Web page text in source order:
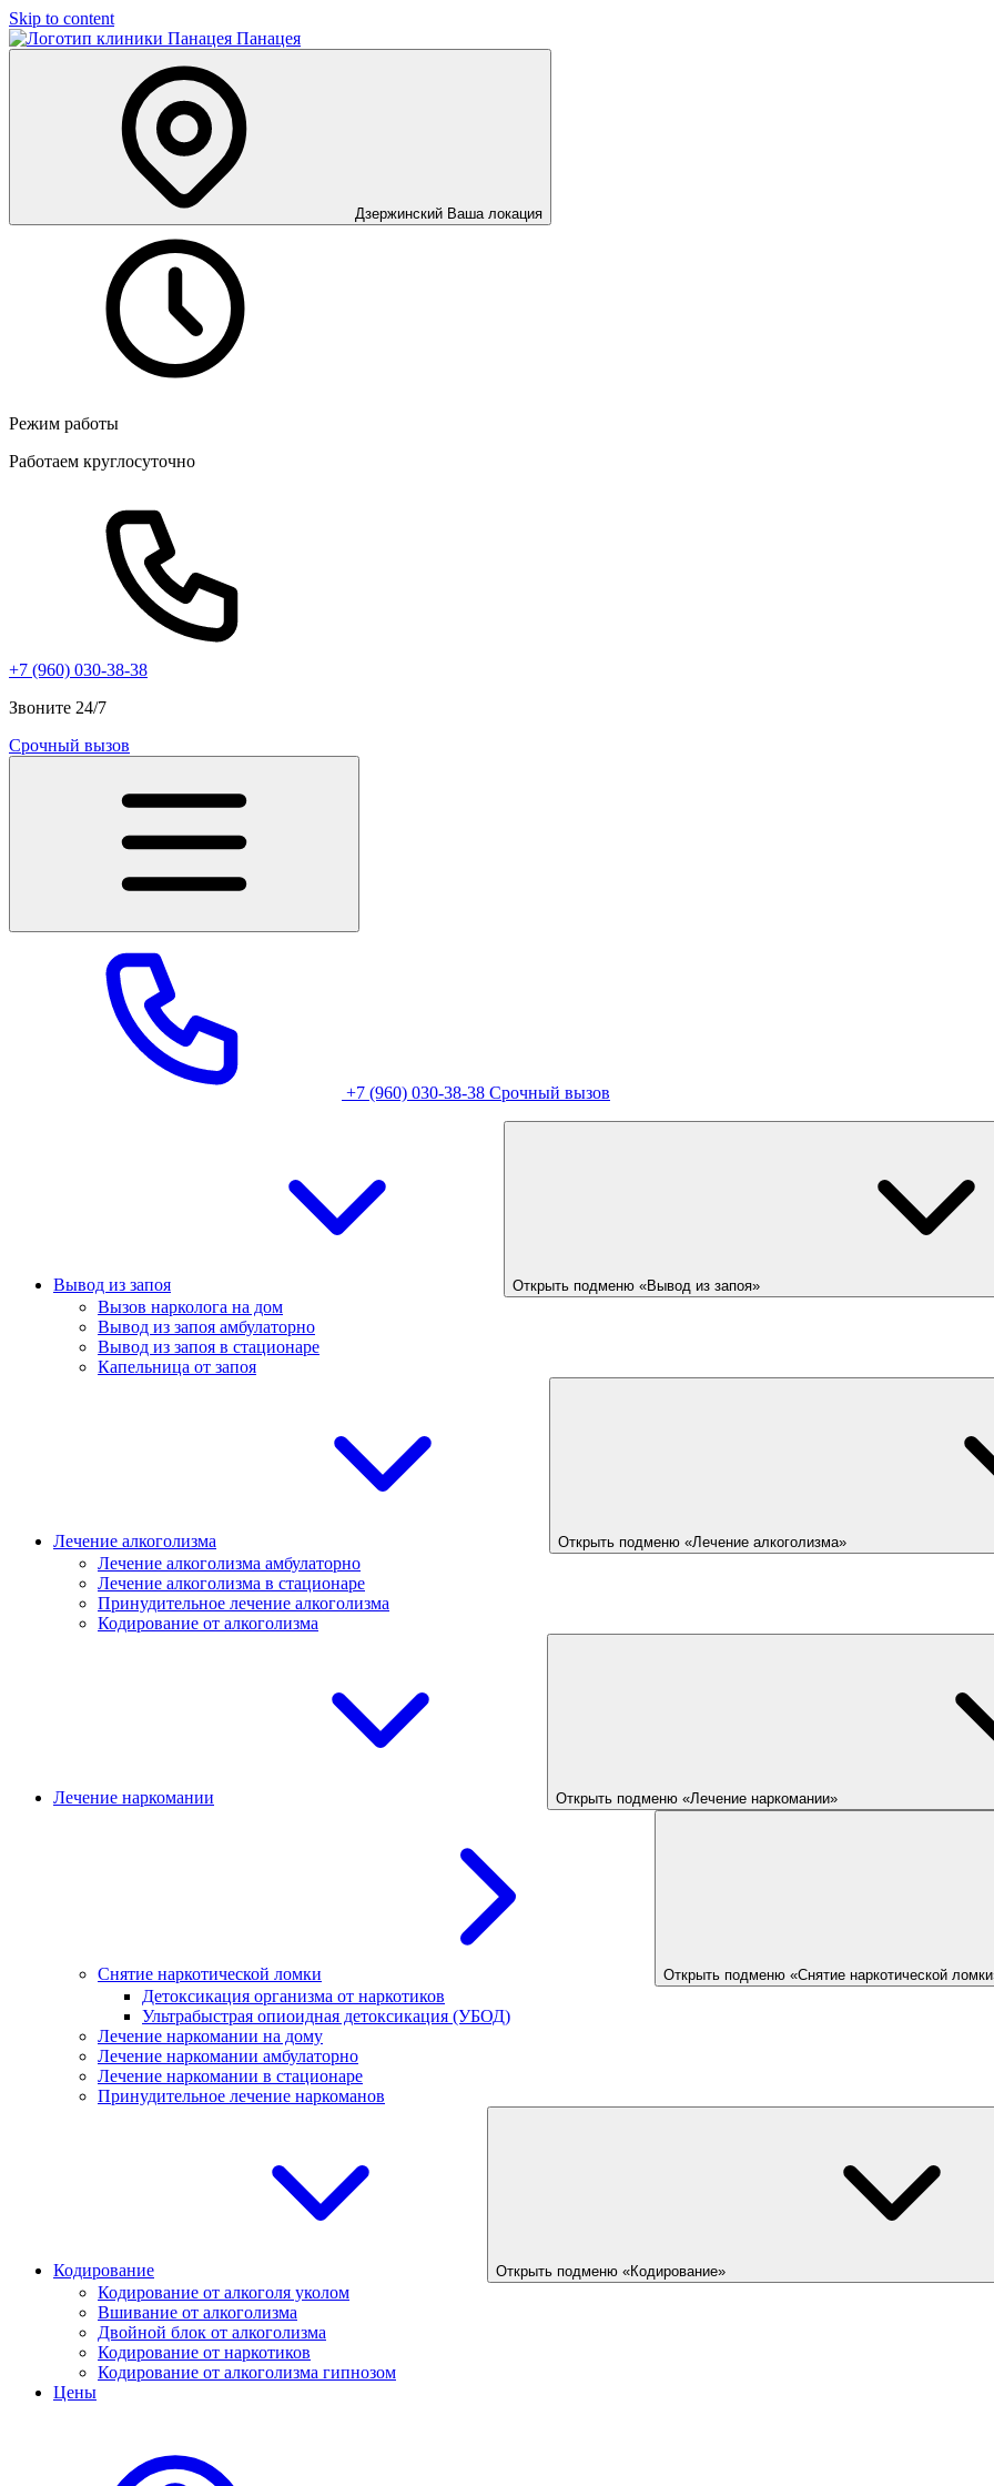
Skip to content
Панацея
Дзержинский Ваша локация
Режим работы
Работаем круглосуточно
+7 (960) 030-38-38
Звоните 24/7
Срочный вызов
+7 (960) 030-38-38 Срочный вызов
Вывод из запоя Открыть подменю «Вывод из запоя»
Вызов нарколога на дом
Вывод из запоя амбулаторно
Вывод из запоя в стационаре
Капельница от запоя
Лечение алкоголизма Открыть подменю «Лечение алкоголизма»
Лечение алкоголизма амбулаторно
Лечение алкоголизма в стационаре
Принудительное лечение алкоголизма
Кодирование от алкоголизма
Лечение наркомании Открыть подменю «Лечение наркомании»
Снятие наркотической ломки Открыть подменю «Снятие наркотической
Детоксикация организма от наркотиков
Ультрабыстрая опиоидная детоксикация (УБОД)
Лечение наркомании на дому
Лечение наркомании амбулаторно
Лечение наркомании в стационаре
Принудительное лечение наркоманов
Кодирование Открыть подменю «Кодирование»
Кодирование от алкоголя уколом
Вшивание от алкоголизма
Двойной блок от алкоголизма
Кодирование от наркотиков
Кодирование от алкоголизма гипнозом
Цены